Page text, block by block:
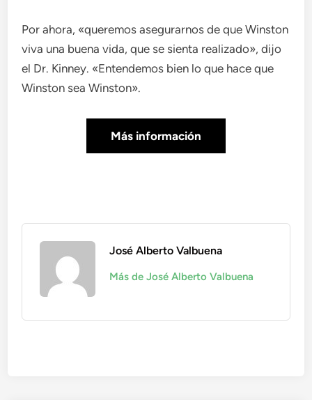
Por ahora, «queremos asegurarnos de que Winston
viva una buena vida, que se sienta realizado», dijo
el Dr. Kinney. «Entendemos bien lo que hace que
Winston sea Winston».
Más información
José Alberto Valbuena
Más de José Alberto Valbuena